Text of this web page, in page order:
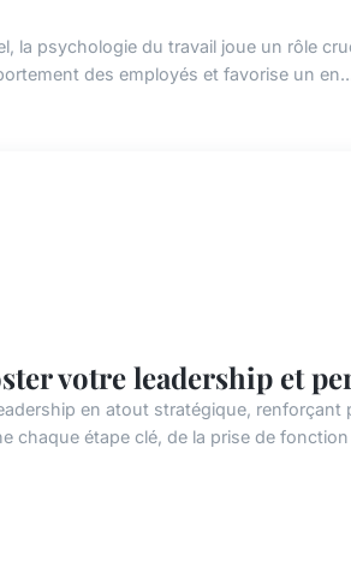
la psychologie du travail joue un rôle
des employés et favorise un
votre leadership et
en atout stratégique, renforçant
chaque étape clé, de la prise de fonction